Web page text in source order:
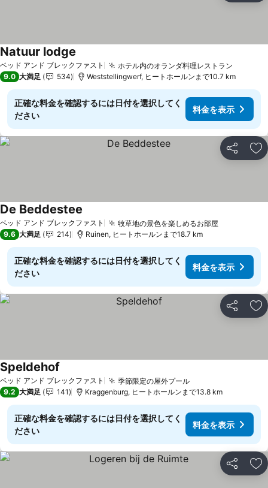
ベッド アンド ブレックファスト ホテル内のオランダ料理レストラン
Natuur lodge
9.0 大満足 534 Weststellingwerf, ヒートホールンまで10.7 km
正確な料金を確認するには日付を選択してく
ださい
料金を表示
シェア お
ベッド アンド ブレックファスト 牧草地の景色を楽しめるお部屋料金を表示
De Beddestee
9.6 大満足 214 Ruinen, ヒートホールンまで18.7 km
正確な料金を確認するには日付を選択してく
ださい
料金を表示
シェア お
ベッド アンド ブレックファスト 季節限定の屋外プール料金を表示
Speldehof
9.2 大満足 141 Kraggenburg, ヒートホールンまで13.8 km
正確な料金を確認するには日付を選択してく
ださい
料金を表示
シェア お